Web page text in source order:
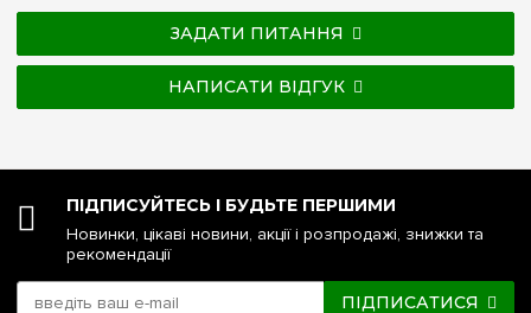
ЗАДАТИ ПИТАННЯ
НАПИСАТИ ВІДГУК
ПІДПИСУЙТЕСЬ І БУДЬТЕ ПЕРШИМИ
Новинки, цікаві новини, акції і розпродажі, знижки та
рекомендації
ПІДПИСАТИСЯ